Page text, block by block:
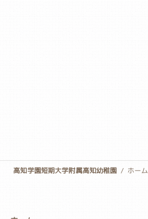
高知学園短期大学附属高知幼稚園 ホーム